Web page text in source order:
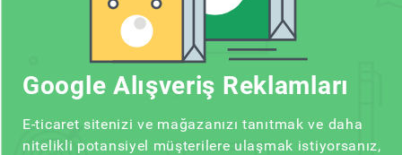
Google Alışveriş Reklamları
E-ticaret sitenizi ve mağazanızı tanıtmak ve daha
nitelikli potansiyel müşterilere ulaşmak istiyorsanız,